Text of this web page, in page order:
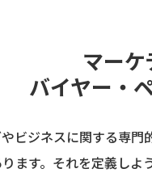
マーケ
バイヤー・
ビジネスに関する専
ます。それを定義し